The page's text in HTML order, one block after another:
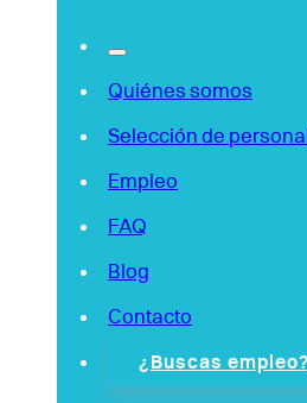
Quiénes somos
Selección de personal
Empleo
FAQ
Blog
Contacto
¿Buscas empleo?